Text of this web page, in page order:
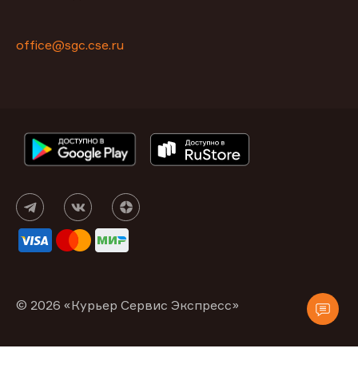
office@sgc.cse.ru
© 2026 «Курьер Сервис Экспресс»